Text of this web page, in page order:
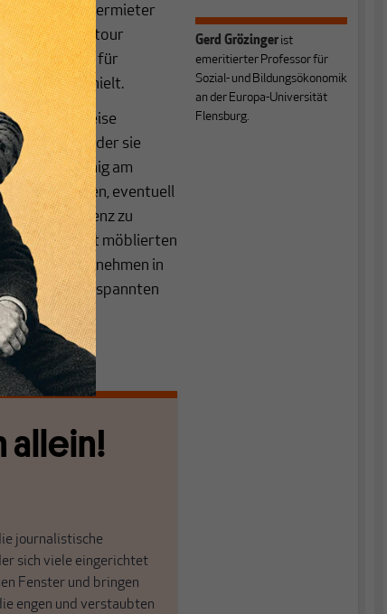
Und die Vermieter
selbst, die für
vorhielt.
um zeitweise
Familien oder sie
ein wenig am
Gewissen, eventuell
Konkurrenz zu
mit möblierten
hier übernehmen in
hochangespannten
allein!
journalistische
sich viele eingerichtet
Fenster und bringen
engen und verstaubten
Gerd Grözingerist
emeritierter Professor für
Sozial- und Bildungsökonomik
an der Europa-Universität
Flensburg.